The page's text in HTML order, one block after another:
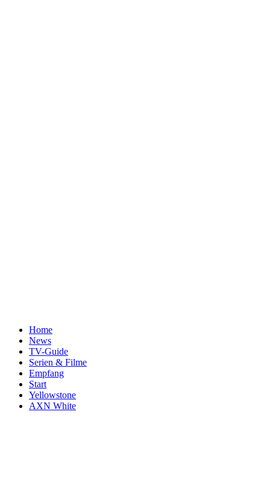
Home
News
TV-Guide
Serien & Filme
Empfang
Start
Yellowstone
AXN White